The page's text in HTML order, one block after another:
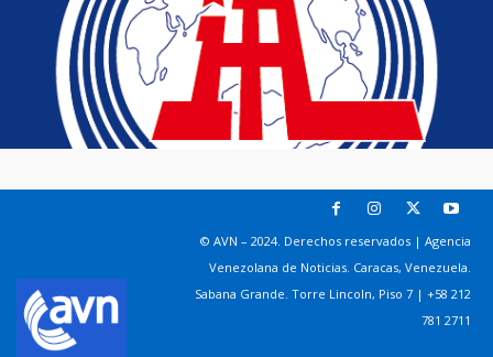
© AVN – 2024. Derechos reservados | Agencia
Venezolana de Noticias. Caracas, Venezuela.
Sabana Grande. Torre Lincoln, Piso 7 | +58 212
781 2711